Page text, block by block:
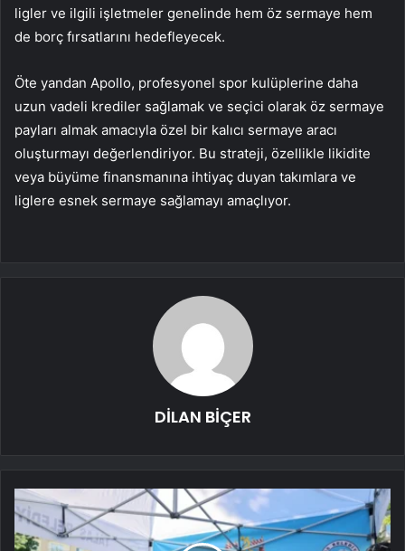
ligler ve ilgili işletmeler genelinde hem öz sermaye hem
de borç fırsatlarını hedefleyecek.
Öte yandan Apollo, profesyonel spor kulüplerine daha
uzun vadeli krediler sağlamak ve seçici olarak öz sermaye
payları almak amacıyla özel bir kalıcı sermaye aracı
oluşturmayı değerlendiriyor. Bu strateji, özellikle likidite
veya büyüme finansmanına ihtiyaç duyan takımlara ve
liglere esnek sermaye sağlamayı amaçlıyor.
DİLAN BİÇER